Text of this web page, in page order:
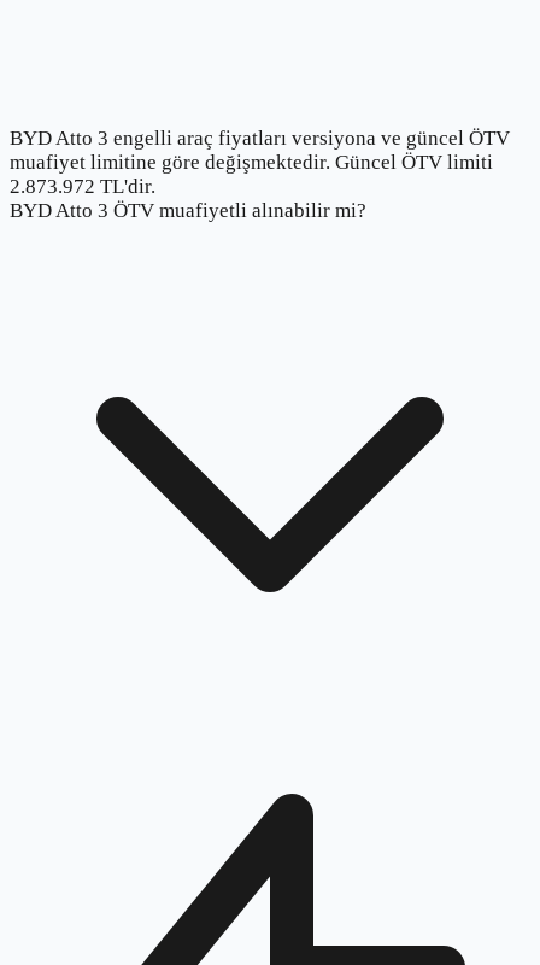
BYD Atto 3 engelli araç fiyatları versiyona ve güncel ÖTV
muafiyet limitine göre değişmektedir. Güncel ÖTV limiti
2.873.972 TL'dir.
BYD Atto 3 ÖTV muafiyetli alınabilir mi?